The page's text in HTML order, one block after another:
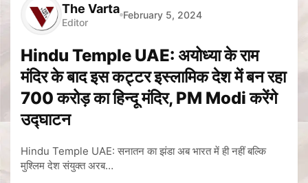
The Varta
Editor
February 5, 2024
Hindu Temple UAE: अयोध्या के राम
मंदिर के बाद इस कट्टर इस्लामिक देश में बन रहा
700 करोड़ का हिन्दू मंदिर, PM Modi करेंगे
उद्घाटन
Hindu Temple UAE: सनातन का झंडा अब भारत में ही नहीं बल्कि
मुश्लिम देश संयुक्त अरब…